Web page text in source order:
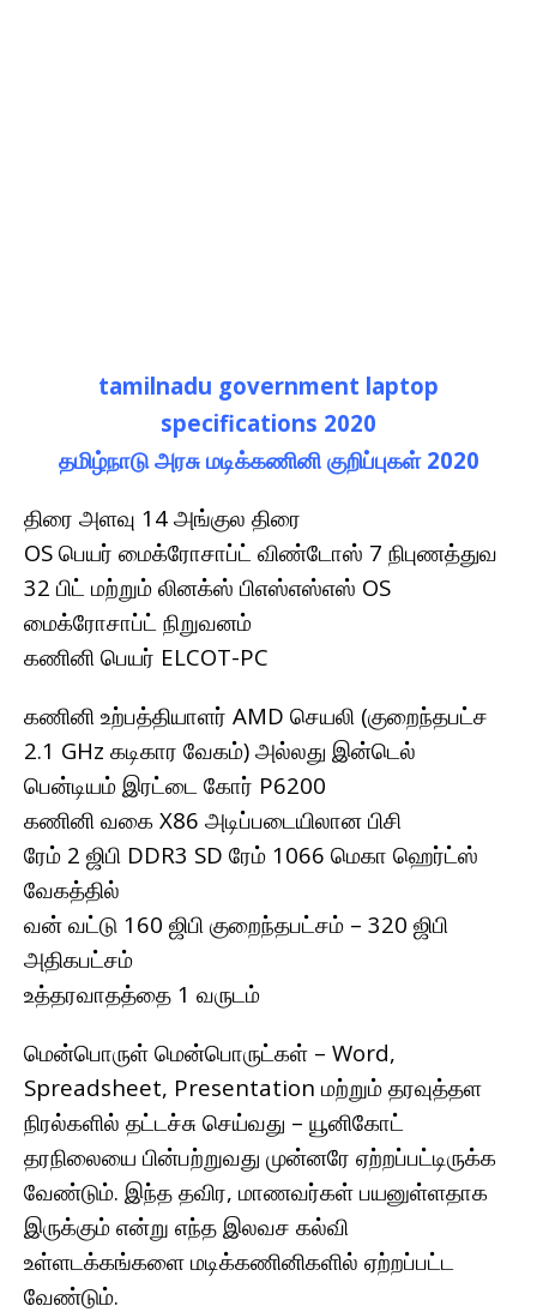
tamilnadu government laptop
specifications 2020
தமிழ்நாடு அரசு மடிக்கணினி குறிப்புகள் 2020
திரை அளவு 14 அங்குல திரை
OS பெயர் மைக்ரோசாப்ட் விண்டோஸ் 7 நிபுணத்துவ
32 பிட் மற்றும் லினக்ஸ் பிஎஸ்எஸ்எஸ் OS
மைக்ரோசாப்ட் நிறுவனம்
கணினி பெயர் ELCOT-PC
கணினி உற்பத்தியாளர் AMD செயலி (குறைந்தபட்ச
2.1 GHz கடிகார வேகம்) அல்லது இன்டெல்
பென்டியம் இரட்டை கோர் P6200
கணினி வகை X86 அடிப்படையிலான பிசி
ரேம் 2 ஜிபி DDR3 SD ரேம் 1066 மெகா ஹெர்ட்ஸ்
வேகத்தில்
வன் வட்டு 160 ஜிபி குறைந்தபட்சம் – 320 ஜிபி
அதிகபட்சம்
உத்தரவாதத்தை 1 வருடம்
மென்பொருள் மென்பொருட்கள் – Word,
Spreadsheet, Presentation மற்றும் தரவுத்தள
நிரல்களில் தட்டச்சு செய்வது – யூனிகோட்
தரநிலையை பின்பற்றுவது முன்னரே ஏற்றப்பட்டிருக்க
வேண்டும். இந்த தவிர, மாணவர்கள் பயனுள்ளதாக
இருக்கும் என்று எந்த இலவச கல்வி
உள்ளடக்கங்களை மடிக்கணினிகளில் ஏற்றப்பட்ட
வேண்டும்.